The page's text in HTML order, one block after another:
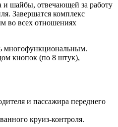
и шайбы, отвечающей за работу
Завершатся комплекс
во всех отношениях
многофункциональным.
кнопок (по 8 штук),
и пассажира переднего
круиз-контроля.